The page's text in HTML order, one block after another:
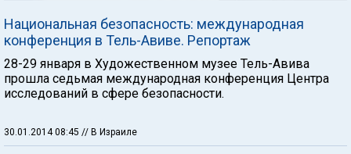
Национальная безопасность: международная
конференция в Тель-Авиве. Репортаж
28-29 января в Художественном музее Тель-Авива
прошла седьмая международная конференция Центра
исследований в сфере безопасности.
30.01.2014 08:45 // В Израиле